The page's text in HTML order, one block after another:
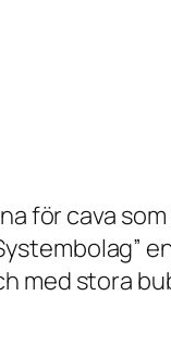
för cava
med stora